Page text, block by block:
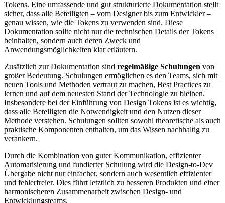
Tokens. Eine umfassende und gut strukturierte Dokumentation stellt
sicher, dass alle Beteiligten – vom Designer bis zum Entwickler –
genau wissen, wie die Tokens zu verwenden sind. Diese
Dokumentation sollte nicht nur die technischen Details der Tokens
beinhalten, sondern auch deren Zweck und
Anwendungsmöglichkeiten klar erläutern.
Zusätzlich zur Dokumentation sind regelmäßige Schulungen von
großer Bedeutung. Schulungen ermöglichen es den Teams, sich mit
neuen Tools und Methoden vertraut zu machen, Best Practices zu
lernen und auf dem neuesten Stand der Technologie zu bleiben.
Insbesondere bei der Einführung von Design Tokens ist es wichtig,
dass alle Beteiligten die Notwendigkeit und den Nutzen dieser
Methode verstehen. Schulungen sollten sowohl theoretische als auch
praktische Komponenten enthalten, um das Wissen nachhaltig zu
verankern.
Durch die Kombination von guter Kommunikation, effizienter
Automatisierung und fundierter Schulung wird die Design-to-Dev
Übergabe nicht nur einfacher, sondern auch wesentlich effizienter
und fehlerfreier. Dies führt letztlich zu besseren Produkten und einer
harmonischeren Zusammenarbeit zwischen Design- und
Entwicklungsteams.